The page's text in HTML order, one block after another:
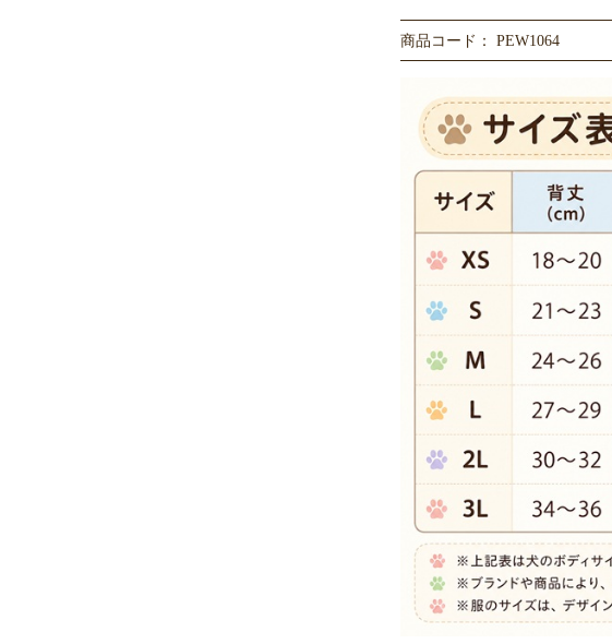
商品コード： PEW1064